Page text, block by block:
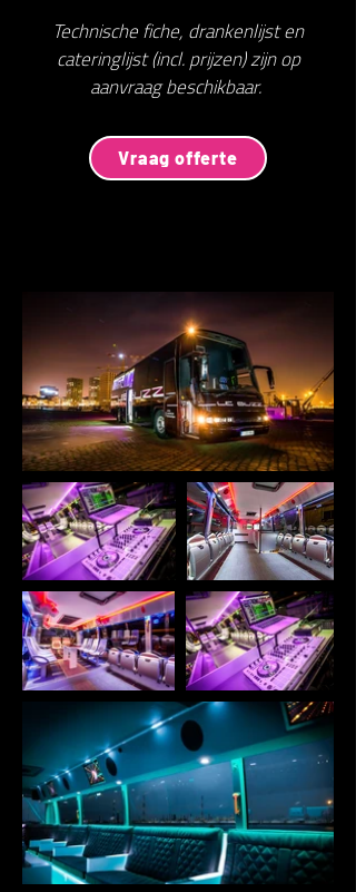
Technische fiche, drankenlijst en
cateringlijst (incl. prijzen) zijn op
aanvraag beschikbaar.
Vraag offerte